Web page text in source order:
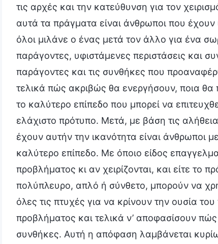
τις αρχές και την κατεύθυνση για τον
αυτά τα πράγματα είναι άνθρωποι που
όλοι μιλάνε ο ένας μετά τον άλλο για ένα
παράγοντες, υφιστάμενες περιστάσεις και
παράγοντες και τις συνθήκες που
τελικά πώς ακριβώς θα ενεργήσουν, ποια θα
το καλύτερο επίπεδο που μπορεί να
ελάχιστο πρότυπο. Μετά, με βάση τις
έχουν αυτήν την ικανότητα είναι άνθρωποι
καλύτερο επίπεδο. Με όποιο είδος
προβλήματος κι αν χειρίζονται, και είτε το
πολύπλευρο, απλό ή σύνθετο, μπορούν να
όλες τις πτυχές για να κρίνουν την ουσία
προβλήματος και τελικά ν’ αποφασίσουν
συνθήκες. Αυτή η απόφαση λαμβάνεται